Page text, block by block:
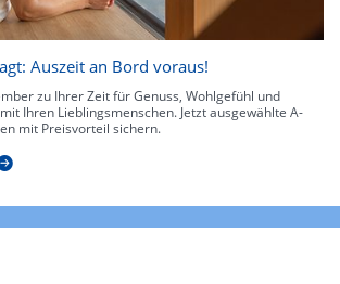
Auszeit an Bord voraus!
zu Ihrer Zeit für Genuss, Wohlgefühl und
Ihren Lieblingsmenschen. Jetzt ausgewählte A-
mit Preisvorteil sichern.